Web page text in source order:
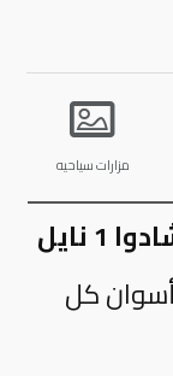
مزارات سياحيه
رحلات الاقصر واسوان – بلو شادوا 1 نايل
أسوان كل